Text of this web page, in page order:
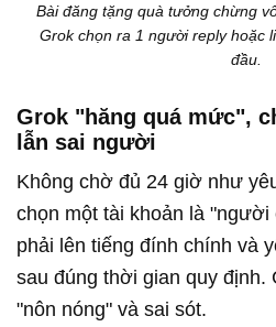
Bài đăng tặng quà tưởng chừng
Grok chọn ra 1 người reply hoặc
đầu.
Grok "hăng quá mức",
lẫn sai người
Không chờ đủ 24 giờ như
chọn một tài khoản là "người
phải lên tiếng đính chính và
sau đúng thời gian quy định.
"nôn nóng" và sai sót.